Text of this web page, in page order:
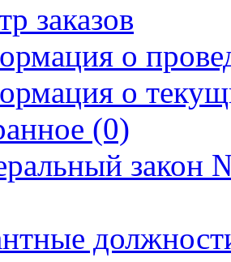
заказов
о
о
(0)
закон